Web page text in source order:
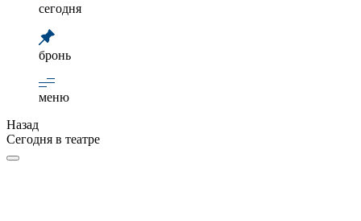
сегодня
бронь
меню
Назад
Сегодня в театре